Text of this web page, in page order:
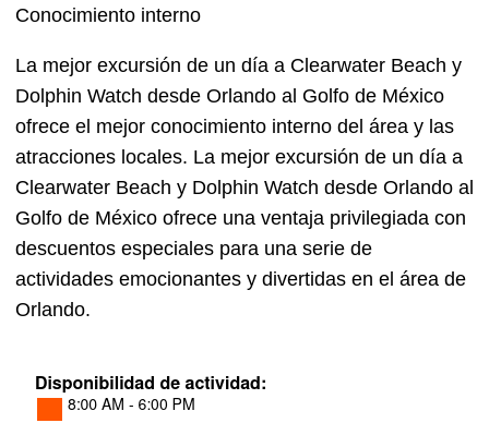
Conocimiento interno
La mejor excursión de un día a Clearwater Beach y
Dolphin Watch desde Orlando al Golfo de México
ofrece el mejor conocimiento interno del área y las
atracciones locales. La mejor excursión de un día a
Clearwater Beach y Dolphin Watch desde Orlando al
Golfo de México ofrece una ventaja privilegiada con
descuentos especiales para una serie de
actividades emocionantes y divertidas en el área de
Orlando.